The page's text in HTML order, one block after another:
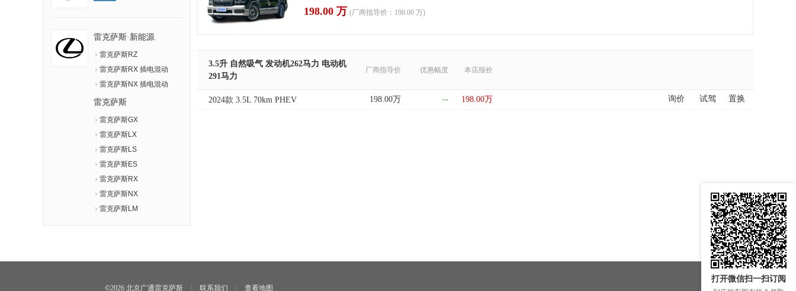
打开微信扫一扫订阅
雷克萨斯·新能源
雷克萨斯RZ
雷克萨斯RX 插电混动
雷克萨斯NX 插电混动
雷克萨斯
雷克萨斯GX
雷克萨斯LX
雷克萨斯LS
雷克萨斯ES
雷克萨斯RX
雷克萨斯NX
雷克萨斯LM
198.00 万 (厂商指导价：198.00 万)
3.5升 自然吸气 发动机262马力 电动机
291马力
厂商指导价 优惠幅度 本店报价
2024款 3.5L 70km PHEV 198.00万 -- 198.00万 询价 试驾 置换
©2026 北京广通雷克萨斯 联系我们 查看地图